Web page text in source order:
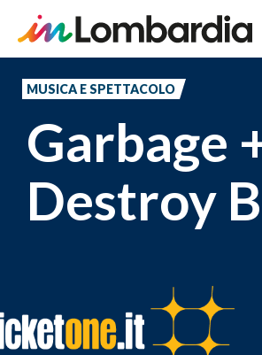
principale
MUSICA E SPETTACOLO
Garbage
Destroy